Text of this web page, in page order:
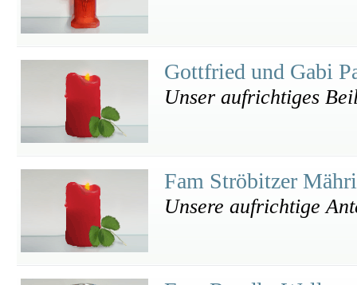
Gottfried und Gabi
Unser aufrichtiges
Fam Ströbitzer
Unsere aufrichtige